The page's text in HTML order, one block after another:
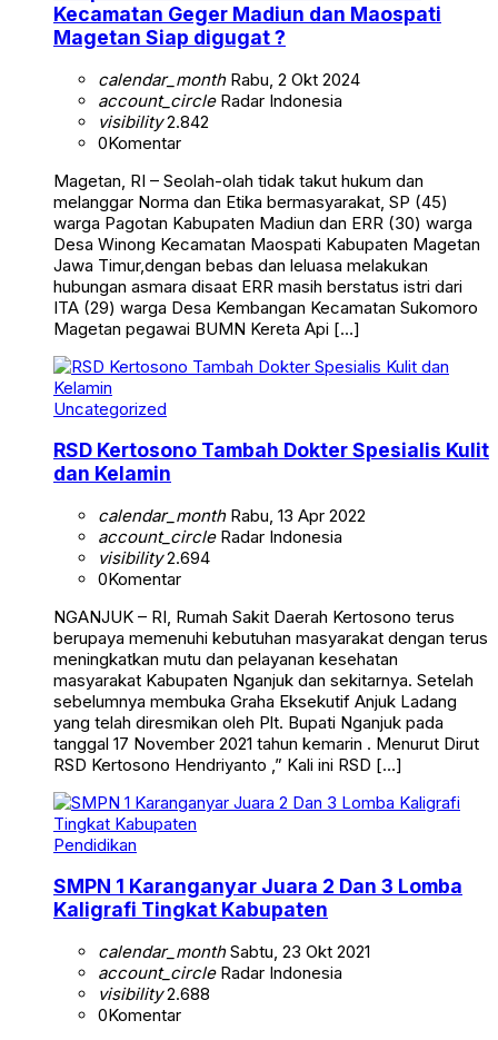
Kecamatan Geger Madiun dan Maospati
Magetan Siap digugat ?
calendar_monthRabu, 2 Okt 2024
account_circleRadar Indonesia
visibility2.842
0Komentar
Magetan, RI – Seolah-olah tidak takut hukum dan
melanggar Norma dan Etika bermasyarakat, SP (45)
warga Pagotan Kabupaten Madiun dan ERR (30) warga
Desa Winong Kecamatan Maospati Kabupaten Magetan
Jawa Timur,dengan bebas dan leluasa melakukan
hubungan asmara disaat ERR masih berstatus istri dari
ITA (29) warga Desa Kembangan Kecamatan Sukomoro
Magetan pegawai BUMN Kereta Api […]
Uncategorized
RSD Kertosono Tambah Dokter Spesialis Kulit
dan Kelamin
calendar_monthRabu, 13 Apr 2022
account_circleRadar Indonesia
visibility2.694
0Komentar
NGANJUK – RI, Rumah Sakit Daerah Kertosono terus
berupaya memenuhi kebutuhan masyarakat dengan terus
meningkatkan mutu dan pelayanan kesehatan
masyarakat Kabupaten Nganjuk dan sekitarnya. Setelah
sebelumnya membuka Graha Eksekutif Anjuk Ladang
yang telah diresmikan oleh Plt. Bupati Nganjuk pada
tanggal 17 November 2021 tahun kemarin . Menurut Dirut
RSD Kertosono Hendriyanto ,” Kali ini RSD […]
Pendidikan
SMPN 1 Karanganyar Juara 2 Dan 3 Lomba
Kaligrafi Tingkat Kabupaten
calendar_monthSabtu, 23 Okt 2021
account_circleRadar Indonesia
visibility2.688
0Komentar